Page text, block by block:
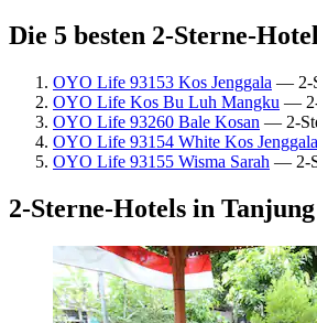
Die 5 besten 2-Sterne-
OYO Life 93153 Kos Jenggala — 2-
OYO Life Kos Bu Luh Mangku — 2-
OYO Life 93260 Bale Kosan — 2-
OYO Life 93154 White Kos Jenggala
OYO Life 93155 Wisma Sarah — 2-
2-Sterne-Hotels in Tanjung